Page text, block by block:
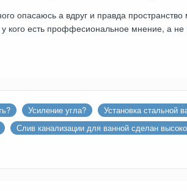
опасаюсь а вдруг и правда
кого есть проффесиональное мнение, а
Усиление угла? Установка стальной
Слив канализации для ванной сделан